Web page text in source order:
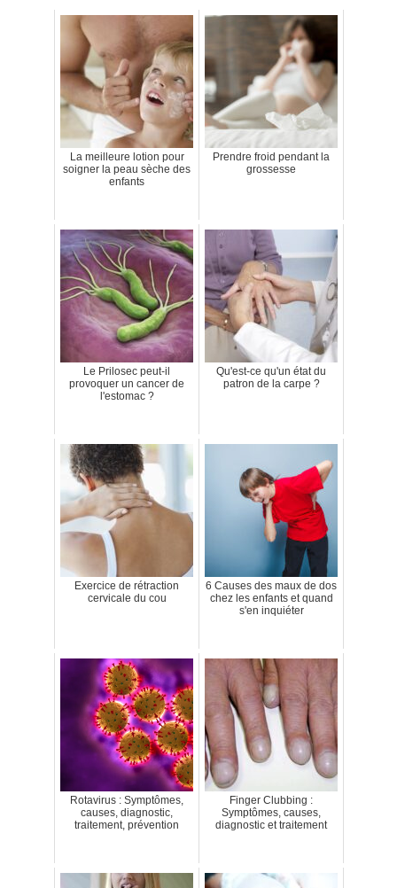
La meilleure lotion pour
soigner la peau sèche des
enfants
Prendre froid pendant la
grossesse
Le Prilosec peut-il
provoquer un cancer de
l'estomac ?
Qu'est-ce qu'un état du
patron de la carpe ?
Exercice de rétraction
cervicale du cou
6 Causes des maux de dos
chez les enfants et quand
s'en inquiéter
Rotavirus : Symptômes,
causes, diagnostic,
traitement, prévention
Finger Clubbing :
Symptômes, causes,
diagnostic et traitement